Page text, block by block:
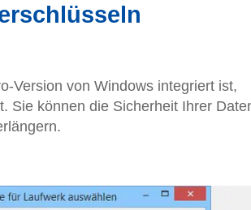
Version von Windows integriert ist,
Sie können die Sicherheit Ihrer